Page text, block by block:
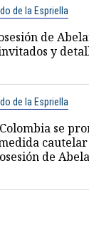
de la Espriella
de
y
de la Espriella
se
de